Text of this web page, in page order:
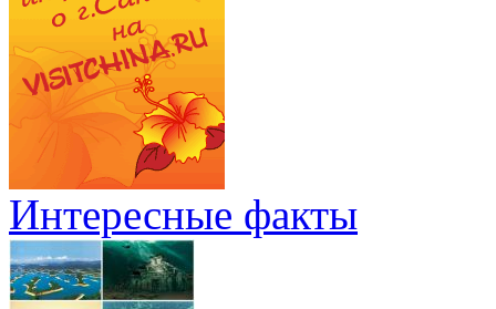
Интересные факты